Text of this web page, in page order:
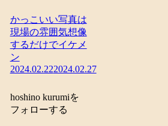
かっこいい写真は
現場の雰囲気想像
するだけでイケメ
ン
2024.02.222024.02.27
hoshino kurumiを
フォローする